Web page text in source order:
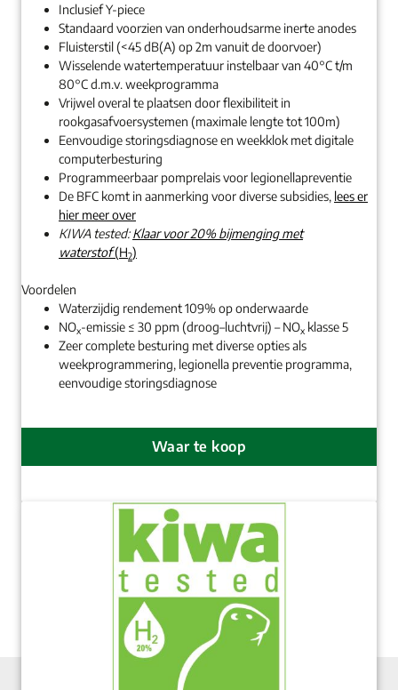
Inclusief Y-piece
Standaard voorzien van onderhoudsarme inerte anodes
Fluisterstil (<45 dB(A) op 2m vanuit de doorvoer)
Wisselende watertemperatuur instelbaar van 40°C t/m
80°C d.m.v. weekprogramma
Vrijwel overal te plaatsen door flexibiliteit in
rookgasafvoersystemen (maximale lengte tot 100m)
Eenvoudige storingsdiagnose en weekklok met digitale
computerbesturing
Programmeerbaar pomprelais voor legionellapreventie
De BFC komt in aanmerking voor diverse subsidies, lees er
hier meer over
KIWA tested: Klaar voor 20% bijmenging met
waterstof(H2)
Voordelen
Waterzijdig rendement 109% op onderwaarde
NOx-emissie ≤ 30 ppm (droog–luchtvrij) – NOx klasse 5
Zeer complete besturing met diverse opties als
weekprogrammering, legionella preventie programma,
eenvoudige storingsdiagnose
Waar te koop